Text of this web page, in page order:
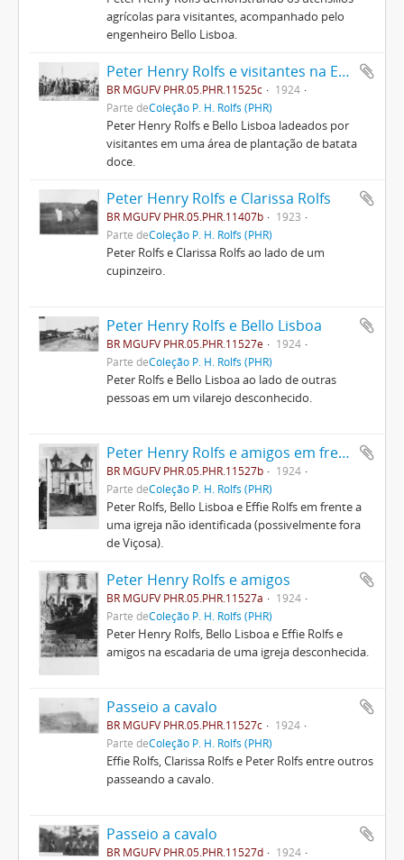
agrícolas para visitantes, acompanhado pelo
engenheiro Bello Lisboa.
Peter Henry Rolfs e visitantes na ESAV
BR MGUFV PHR.05.PHR.11525c
1924
Parte deColeção P. H. Rolfs (PHR)
Peter Henry Rolfs e Bello Lisboa ladeados por
visitantes em uma área de plantação de batata
doce.
Peter Henry Rolfs e Clarissa Rolfs
BR MGUFV PHR.05.PHR.11407b
1923
Parte deColeção P. H. Rolfs (PHR)
Peter Rolfs e Clarissa Rolfs ao lado de um
cupinzeiro.
Peter Henry Rolfs e Bello Lisboa
BR MGUFV PHR.05.PHR.11527e
1924
Parte deColeção P. H. Rolfs (PHR)
Peter Rolfs e Bello Lisboa ao lado de outras
pessoas em um vilarejo desconhecido.
Peter Henry Rolfs e amigos em frente a uma igreja
BR MGUFV PHR.05.PHR.11527b
1924
Parte deColeção P. H. Rolfs (PHR)
Peter Rolfs, Bello Lisboa e Effie Rolfs em frente a
uma igreja não identificada (possivelmente fora
de Viçosa).
Peter Henry Rolfs e amigos
BR MGUFV PHR.05.PHR.11527a
1924
Parte deColeção P. H. Rolfs (PHR)
Peter Henry Rolfs, Bello Lisboa e Effie Rolfs e
amigos na escadaria de uma igreja desconhecida.
Passeio a cavalo
BR MGUFV PHR.05.PHR.11527c
1924
Parte deColeção P. H. Rolfs (PHR)
Effie Rolfs, Clarissa Rolfs e Peter Rolfs entre outros
passeando a cavalo.
Passeio a cavalo
BR MGUFV PHR.05.PHR.11527d
1924